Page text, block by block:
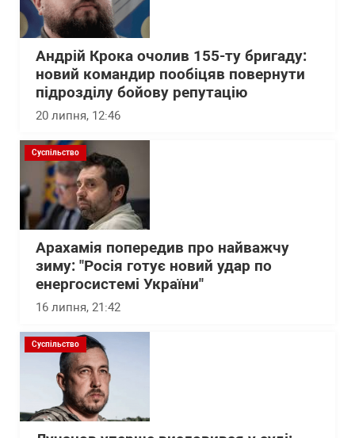
Андрій Крока очолив 155-ту бригаду:
новий командир пообіцяв повернути
підрозділу бойову репутацію
20 липня, 12:46
Суспільство
Арахамія попередив про найважчу
зиму: "Росія готує новий удар по
енергосистемі України"
16 липня, 21:42
Суспільство